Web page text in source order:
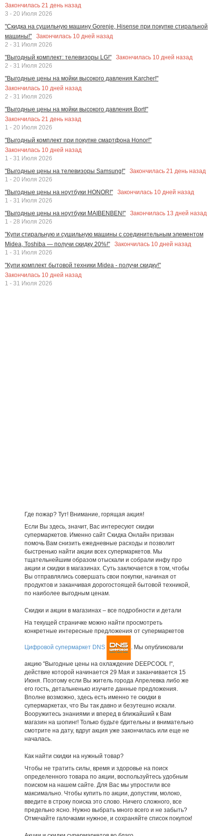
Закончилась 21 день назад
3 - 20 Июля 2026
"Скидка на сушильную машину Gorenje, Hisense при покупке стиральной
машины!"
Закончилась 10 дней назад
2 - 31 Июля 2026
"Выгодный комплект: телевизоры LG!"
Закончилась 10 дней назад
2 - 31 Июля 2026
"Выгодные цены на мойки высокого давления Karcher!"
Закончилась 10 дней назад
2 - 31 Июля 2026
"Выгодные цены на мойки высокого давления Bort!"
Закончилась 21 день назад
1 - 20 Июля 2026
"Выгодный комплект при покупке смартфона Honor!"
Закончилась 10 дней назад
1 - 31 Июля 2026
"Выгодные цены на телевизоры Samsung!"
Закончилась 21 день назад
1 - 20 Июля 2026
"Выгодные цены на ноутбуки HONOR!"
Закончилась 10 дней назад
1 - 31 Июля 2026
"Выгодные цены на ноутбуки MAIBENBEN!"
Закончилась 13 дней назад
1 - 28 Июля 2026
"Купи стиральную и сушильную машины с соединительным элементом
Midea, Toshiba — получи скидку 20%!"
Закончилась 10 дней назад
1 - 31 Июля 2026
"Купи комплект бытовой техники Midea - получи скидку!"
Закончилась 10 дней назад
1 - 31 Июля 2026
Где пожар? Тут! Внимание, горящая акция!
Если Вы здесь, значит, Вас интересуют скидки
супермаркетов. Именно сайт Скидка Онлайн призван
помочь Вам снизить ежедневные расходы и позволит
быстренько найти акции всех супермаркетов. Мы
тщательнейшим образом отыскали и собрали инфу про
акции и скидки в магазинах. Суть заключается в том, чтобы
Вы отправлялись совершать свои покупки, начиная от
продуктов и заканчивая дорогостоящей бытовой техникой,
по наиболее выгодным ценам.
Скидки и акции в магазинах – все подробности и детали
На текущей страничке можно найти просмотреть
конкретные интересные предложения от супермаркетов
Цифровой супермаркет DNS . Мы опубликовали
акцию "Выгодные цены на охлаждение DEEPCOOL !",
действие которой начинается 29 Мая и заканчивается 15
Июня. Поэтому если Вы житель города Апрелевка либо же
его гость, детальненько изучите данные предложения.
Вполне возможно, здесь есть именно те скидки в
супермаркетах, что Вы так давно и безутешно искали.
Вооружитесь знаниями и вперед в ближайший к Вам
магазин на шопинг! Только будьте бдительны и внимательно
смотрите на дату, вдруг акция уже закончилась или еще не
началась.
Как найти скидки на нужный товар?
Чтобы не тратить силы, время и здоровье на поиск
определенного товара по акции, воспользуйтесь удобным
поиском на нашем сайте. Для Вас мы упростили все
максимально. Чтобы купить по акции, допустим, молоко,
введите в строку поиска это слово. Ничего сложного, все
предельно ясно. Нужно выбрать много всего и не забыть?
Отмечайте галочками нужное, и сохраняйте список покупок!